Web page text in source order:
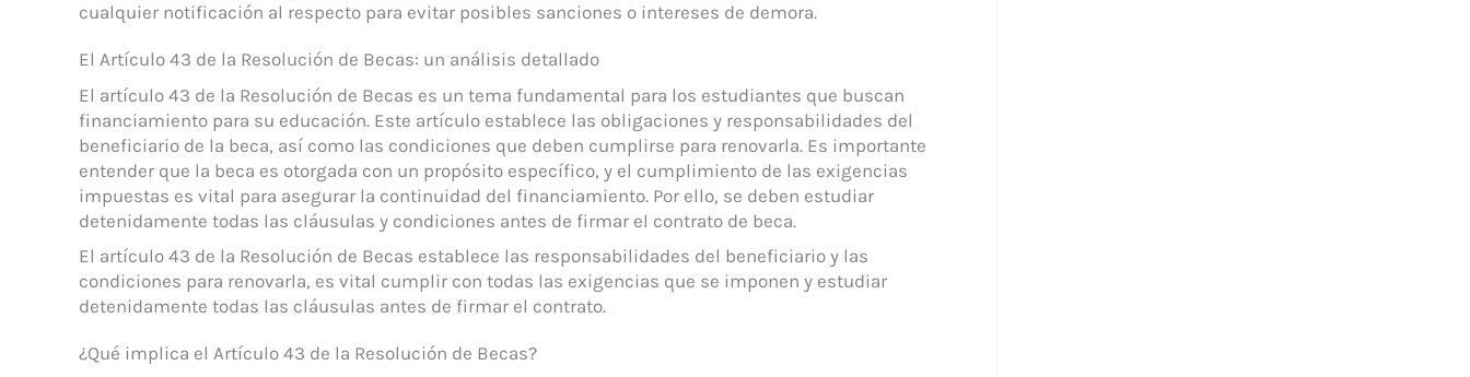
cualquier notificación al respecto para evitar posibles sanciones o intereses de demora.
El Artículo 43 de la Resolución de Becas: un análisis detallado
El artículo 43 de la Resolución de Becas es un tema fundamental para los estudiantes que buscan
financiamiento para su educación. Este artículo establece las obligaciones y responsabilidades del
beneficiario de la beca, así como las condiciones que deben cumplirse para renovarla. Es importante
entender que la beca es otorgada con un propósito específico, y el cumplimiento de las exigencias
impuestas es vital para asegurar la continuidad del financiamiento. Por ello, se deben estudiar
detenidamente todas las cláusulas y condiciones antes de firmar el contrato de beca.
El artículo 43 de la Resolución de Becas establece las responsabilidades del beneficiario y las
condiciones para renovarla, es vital cumplir con todas las exigencias que se imponen y estudiar
detenidamente todas las cláusulas antes de firmar el contrato.
¿Qué implica el Artículo 43 de la Resolución de Becas?